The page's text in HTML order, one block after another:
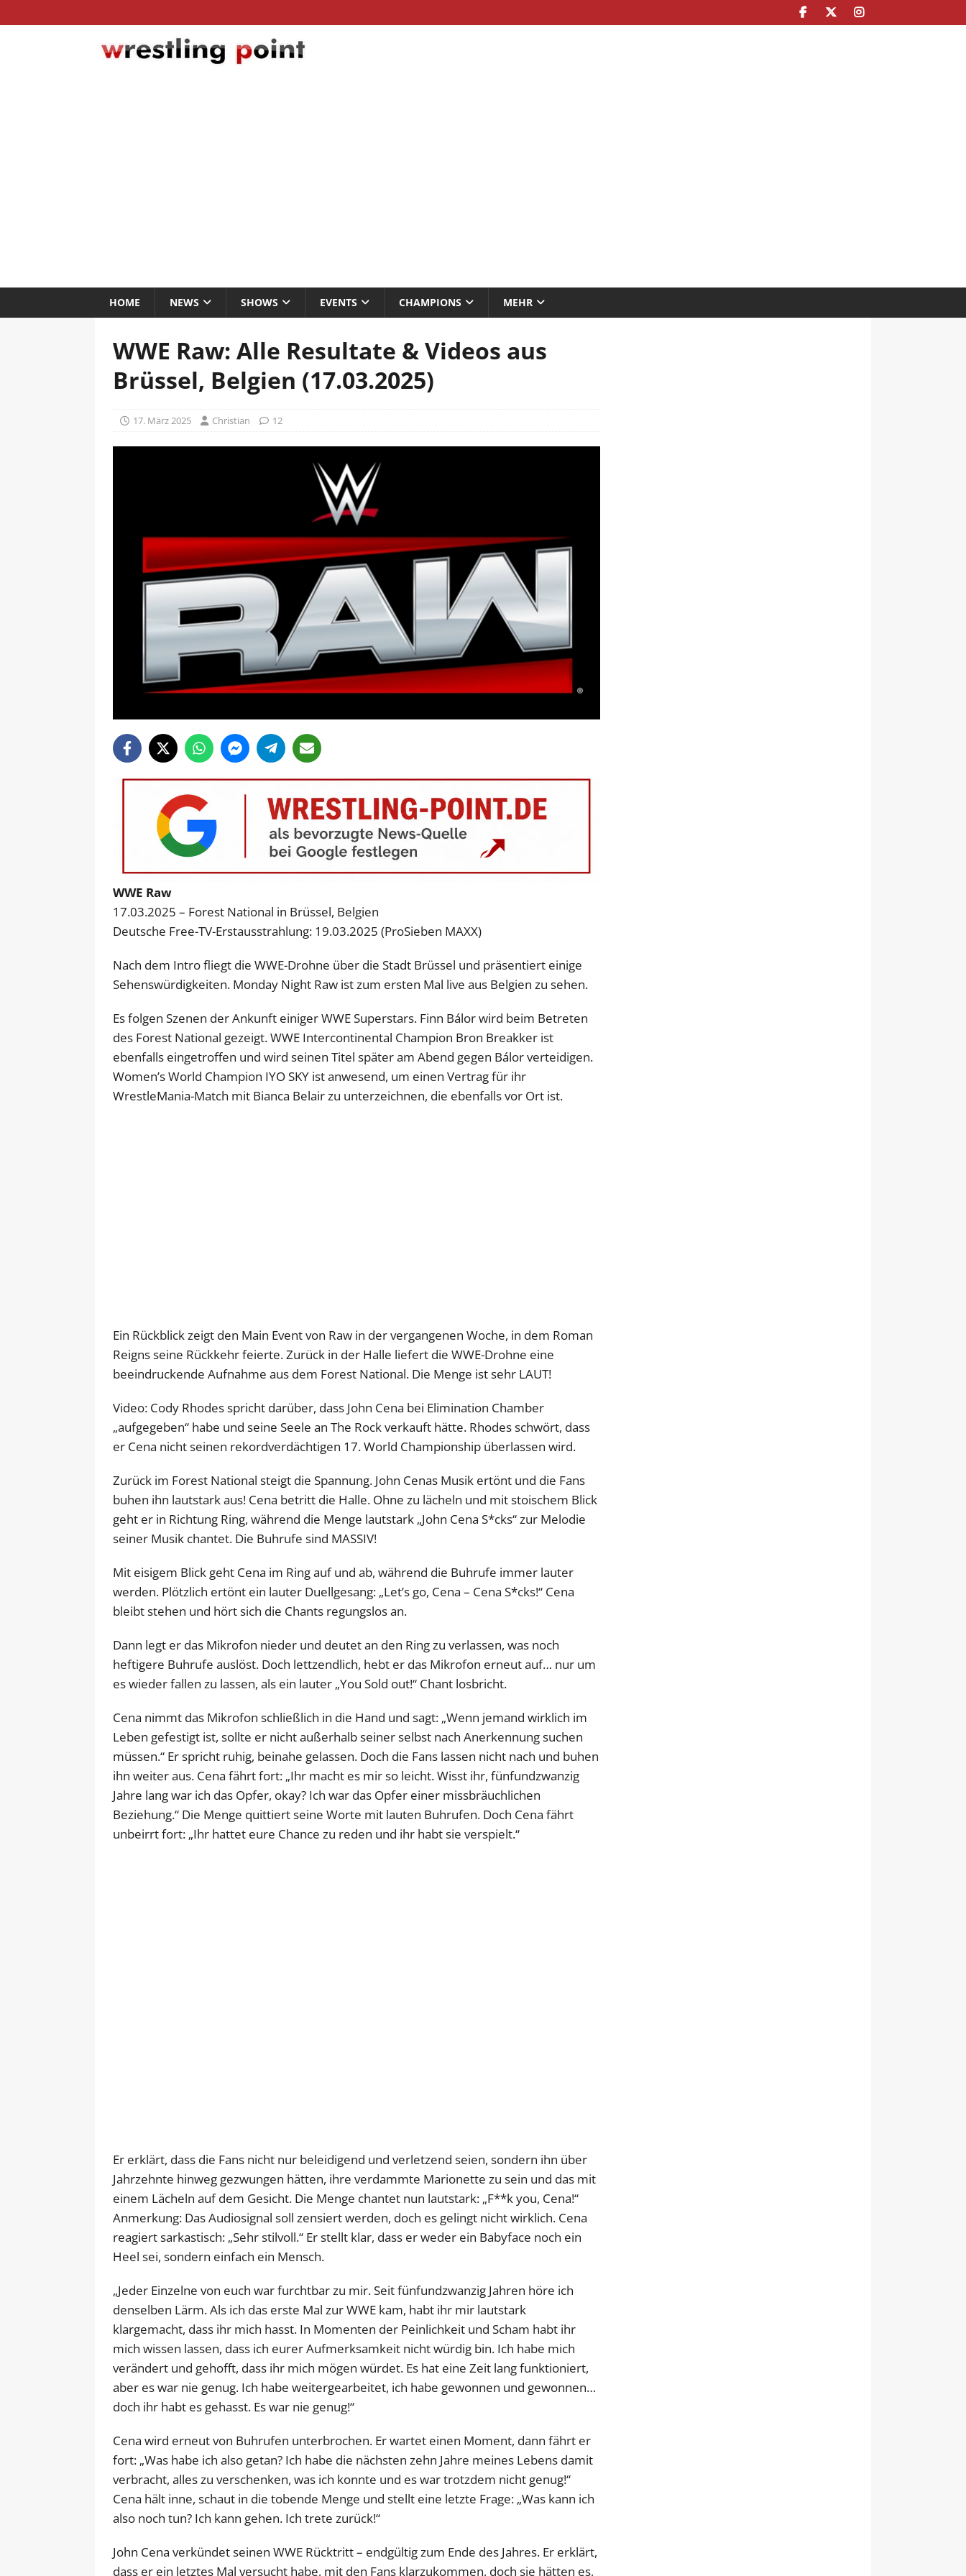
HOME NEWS SHOWS EVENTS CHAMPIONS MEHR
WWE Raw: Alle Resultate & Videos aus
Brüssel, Belgien (17.03.2025)
17. März 2025 Christian 12
WWE Raw
17.03.2025 – Forest National in Brüssel, Belgien
Deutsche Free-TV-Erstausstrahlung: 19.03.2025 (ProSieben MAXX)
Nach dem Intro fliegt die WWE-Drohne über die Stadt Brüssel und präsentiert einige
Sehenswürdigkeiten. Monday Night Raw ist zum ersten Mal live aus Belgien zu sehen.
Es folgen Szenen der Ankunft einiger WWE Superstars. Finn Bálor wird beim Betreten
des Forest National gezeigt. WWE Intercontinental Champion Bron Breakker ist
ebenfalls eingetroffen und wird seinen Titel später am Abend gegen Bálor verteidigen.
Women’s World Champion IYO SKY ist anwesend, um einen Vertrag für ihr
WrestleMania-Match mit Bianca Belair zu unterzeichnen, die ebenfalls vor Ort ist.
Ein Rückblick zeigt den Main Event von Raw in der vergangenen Woche, in dem Roman
Reigns seine Rückkehr feierte. Zurück in der Halle liefert die WWE-Drohne eine
beeindruckende Aufnahme aus dem Forest National. Die Menge ist sehr LAUT!
Video: Cody Rhodes spricht darüber, dass John Cena bei Elimination Chamber
„aufgegeben“ habe und seine Seele an The Rock verkauft hätte. Rhodes schwört, dass
er Cena nicht seinen rekordverdächtigen 17. World Championship überlassen wird.
Zurück im Forest National steigt die Spannung. John Cenas Musik ertönt und die Fans
buhen ihn lautstark aus! Cena betritt die Halle. Ohne zu lächeln und mit stoischem Blick
geht er in Richtung Ring, während die Menge lautstark „John Cena S*cks“ zur Melodie
seiner Musik chantet. Die Buhrufe sind MASSIV!
Mit eisigem Blick geht Cena im Ring auf und ab, während die Buhrufe immer lauter
werden. Plötzlich ertönt ein lauter Duellgesang: „Let’s go, Cena – Cena S*cks!“ Cena
bleibt stehen und hört sich die Chants regungslos an.
Dann legt er das Mikrofon nieder und deutet an den Ring zu verlassen, was noch
heftigere Buhrufe auslöst. Doch lettzendlich, hebt er das Mikrofon erneut auf… nur um
es wieder fallen zu lassen, als ein lauter „You Sold out!“ Chant losbricht.
Cena nimmt das Mikrofon schließlich in die Hand und sagt: „Wenn jemand wirklich im
Leben gefestigt ist, sollte er nicht außerhalb seiner selbst nach Anerkennung suchen
müssen.“ Er spricht ruhig, beinahe gelassen. Doch die Fans lassen nicht nach und buhen
ihn weiter aus. Cena fährt fort: „Ihr macht es mir so leicht. Wisst ihr, fünfundzwanzig
Jahre lang war ich das Opfer, okay? Ich war das Opfer einer missbräuchlichen
Beziehung.“ Die Menge quittiert seine Worte mit lauten Buhrufen. Doch Cena fährt
unbeirrt fort: „Ihr hattet eure Chance zu reden und ihr habt sie verspielt.“
Er erklärt, dass die Fans nicht nur beleidigend und verletzend seien, sondern ihn über
Jahrzehnte hinweg gezwungen hätten, ihre verdammte Marionette zu sein und das mit
einem Lächeln auf dem Gesicht. Die Menge chantet nun lautstark: „F**k you, Cena!“
Anmerkung: Das Audiosignal soll zensiert werden, doch es gelingt nicht wirklich. Cena
reagiert sarkastisch: „Sehr stilvoll.“ Er stellt klar, dass er weder ein Babyface noch ein
Heel sei, sondern einfach ein Mensch.
„Jeder Einzelne von euch war furchtbar zu mir. Seit fünfundzwanzig Jahren höre ich
denselben Lärm. Als ich das erste Mal zur WWE kam, habt ihr mir lautstark
klargemacht, dass ihr mich hasst. In Momenten der Peinlichkeit und Scham habt ihr
mich wissen lassen, dass ich eurer Aufmerksamkeit nicht würdig bin. Ich habe mich
verändert und gehofft, dass ihr mich mögen würdet. Es hat eine Zeit lang funktioniert,
aber es war nie genug. Ich habe weitergearbeitet, ich habe gewonnen und gewonnen…
doch ihr habt es gehasst. Es war nie genug!“
Cena wird erneut von Buhrufen unterbrochen. Er wartet einen Moment, dann fährt er
fort: „Was habe ich also getan? Ich habe die nächsten zehn Jahre meines Lebens damit
verbracht, alles zu verschenken, was ich konnte und es war trotzdem nicht genug!“
Cena hält inne, schaut in die tobende Menge und stellt eine letzte Frage: „Was kann ich
also noch tun? Ich kann gehen. Ich trete zurück!“
John Cena verkündet seinen WWE Rücktritt – endgültig zum Ende des Jahres. Er erklärt,
dass er ein letztes Mal versucht habe, mit den Fans klarzukommen, doch sie hätten es,